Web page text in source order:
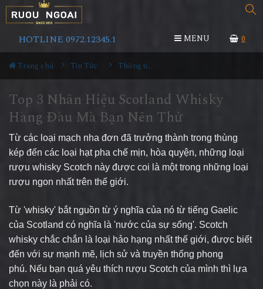
0
HOTLINE 0972.12345.1 MENU
Trang chủ Tin Tức Thông tin Rượu ngoại
Top 3 Nhãn Hiệu Scotland Whisky
Hàng Đàu Mà Bạn Nên Thử
Từ các loại mạch nha đơn đã trưởng thành trong thùng
kép đến các loại hạt pha chế mịn, hòa quyện, những loại
rượu whisky Scotch này được coi là một trong những loại
rượu ngon nhất trên thế giới.
Từ 'whisky' bắt nguồn từ ý nghĩa của nó từ tiếng Gaelic
của Scotland có nghĩa là 'nước của sự sống'. Scotch
whisky chắc chắn là loại hảo hạng nhất thế giới, được biết
đến với sự mạnh mẽ, lịch sử và truyền thống phong
phú. Nếu bạn quá yêu thích rượu Scotch của mình thì lựa
chọn này là phải có.